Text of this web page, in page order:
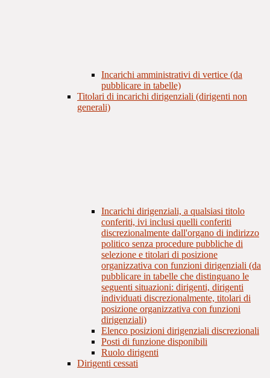
Incarichi amministrativi di vertice (da
pubblicare in tabelle)
Titolari di incarichi dirigenziali (dirigenti non
generali)
Incarichi dirigenziali, a qualsiasi titolo
conferiti, ivi inclusi quelli conferiti
discrezionalmente dall'organo di indirizzo
politico senza procedure pubbliche di
selezione e titolari di posizione
organizzativa con funzioni dirigenziali (da
pubblicare in tabelle che distinguano le
seguenti situazioni: dirigenti, dirigenti
individuati discrezionalmente, titolari di
posizione organizzativa con funzioni
dirigenziali)
Elenco posizioni dirigenziali discrezionali
Posti di funzione disponibili
Ruolo dirigenti
Dirigenti cessati